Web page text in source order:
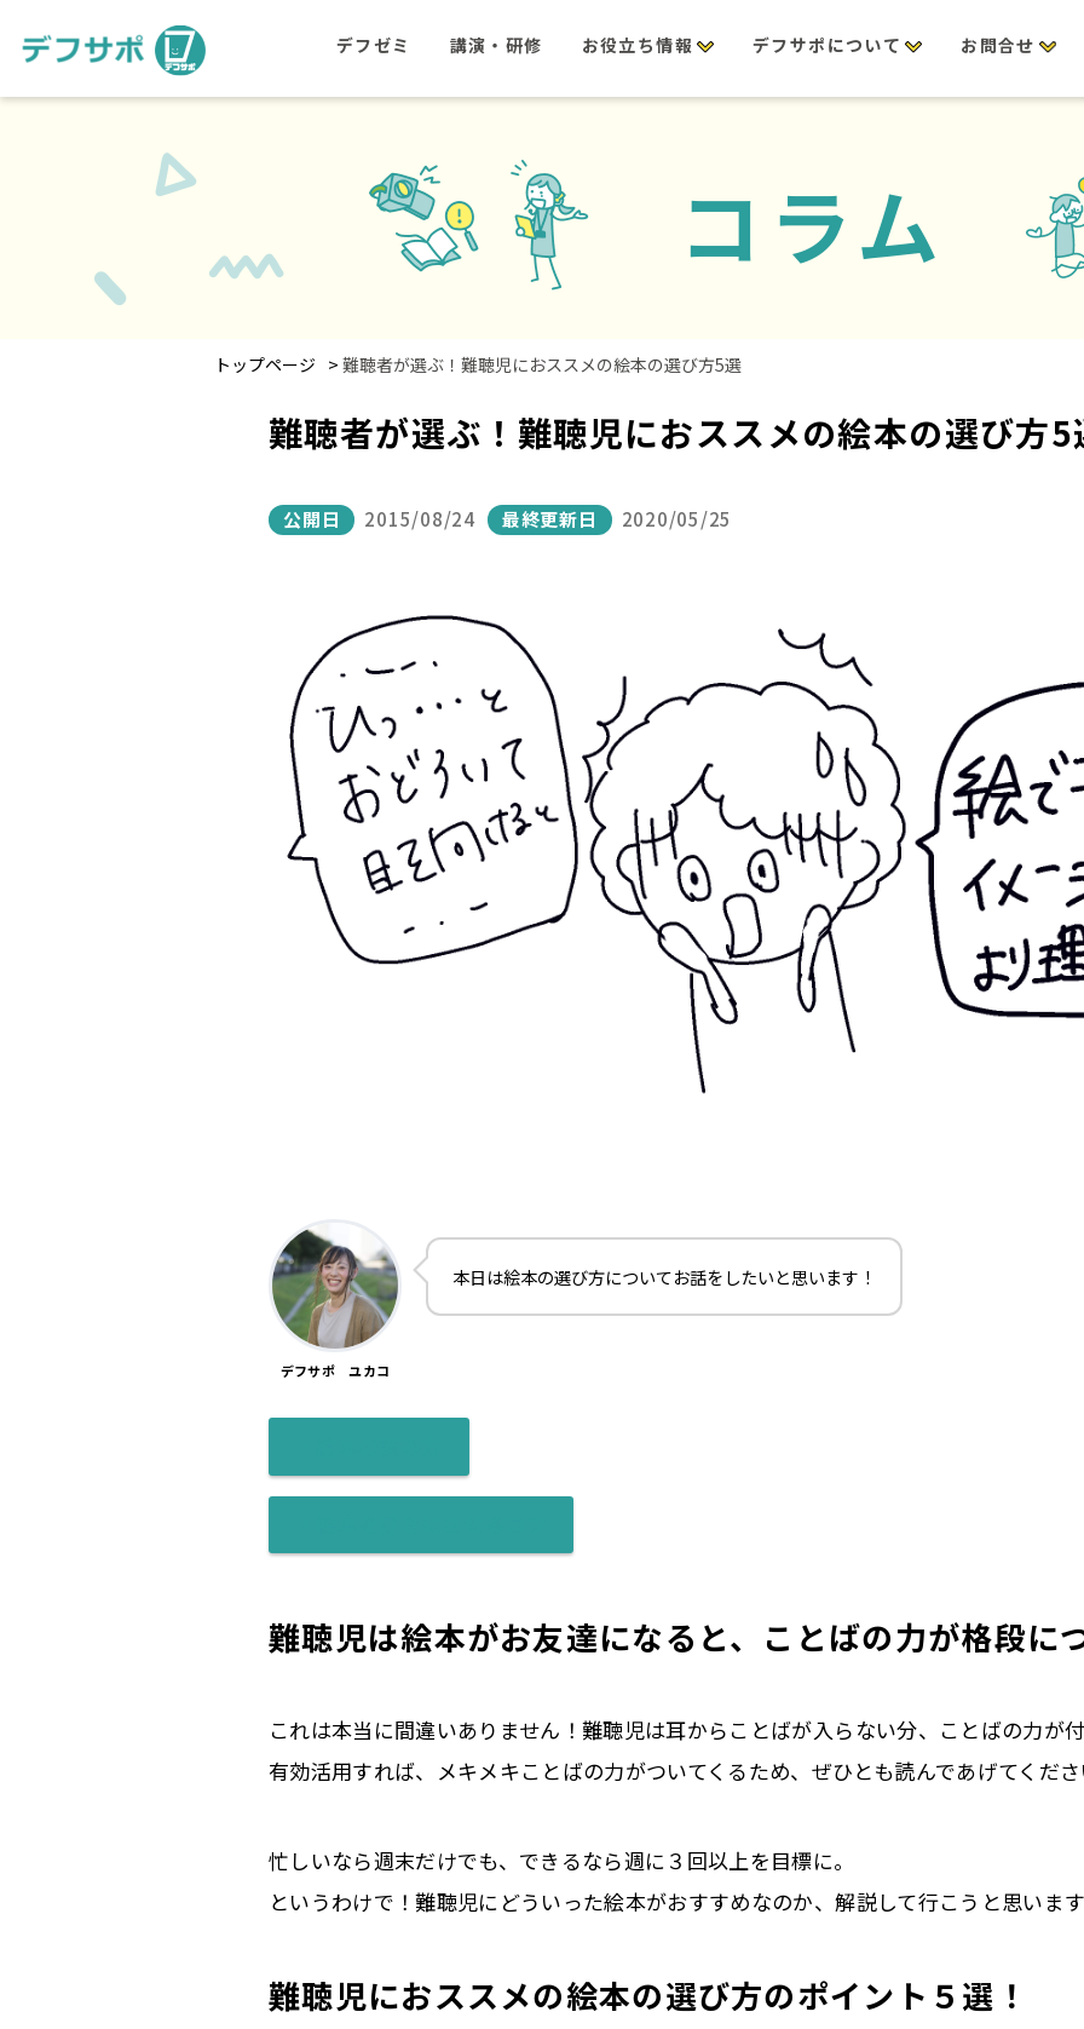
デフゼミ 講演・研修 お役立ち情報 デフサポについて お問合せ
コラム
トップページ > 難聴者が選ぶ！難聴児におススメの絵本の選び方5選
難聴者が選ぶ！難聴児におススメの絵本の選び方5
公開日 2015/08/24 最終更新日 2020/05/25
デフサポ ユカコ
本日は絵本の選び方についてお話をしたいと思います！
難聴児は絵本がお友達になると、ことばの力が格段に
これは本当に間違いありません！難聴児は耳からことばが入らない分、ことばの力が
有効活用すれば、メキメキことばの力がついてくるため、ぜひとも読んであげてくだ
忙しいなら週末だけでも、できるなら週に３回以上を目標に。
というわけで！難聴児にどういった絵本がおすすめなのか、解説して行こうと思いま
難聴児におススメの絵本の選び方のポイント５選！